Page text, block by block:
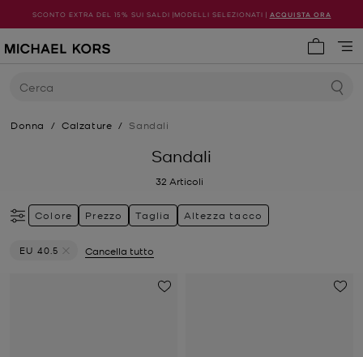
SCONTO EXTRA DEL 15% SUI SALDI |MODELLI SELEZIONATI | ACQUISTA ORA
Cerca
Donna / Calzature / Sandali
Sandali
32 Articoli
Colore Prezzo Taglia Altezza tacco
EU 40.5
Cancella tutto